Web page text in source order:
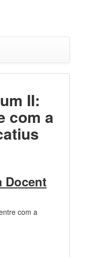
II:
com a
Docent
com a